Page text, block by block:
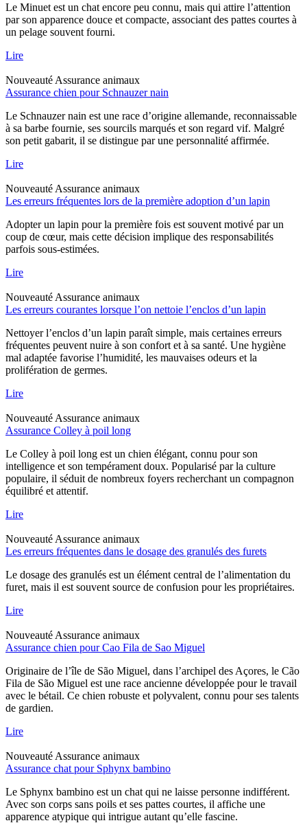
Le Minuet est un chat encore peu connu, mais qui attire l’attention
par son apparence douce et compacte, associant des pattes courtes à
un pelage souvent fourni.
Lire
Nouveauté Assurance animaux
Assurance chien pour Schnauzer nain
Le Schnauzer nain est une race d’origine allemande, reconnaissable
à sa barbe fournie, ses sourcils marqués et son regard vif. Malgré
son petit gabarit, il se distingue par une personnalité affirmée.
Lire
Nouveauté Assurance animaux
Les erreurs fréquentes lors de la première adoption d’un lapin
Adopter un lapin pour la première fois est souvent motivé par un
coup de cœur, mais cette décision implique des responsabilités
parfois sous-estimées.
Lire
Nouveauté Assurance animaux
Les erreurs courantes lorsque l’on nettoie l’enclos d’un lapin
Nettoyer l’enclos d’un lapin paraît simple, mais certaines erreurs
fréquentes peuvent nuire à son confort et à sa santé. Une hygiène
mal adaptée favorise l’humidité, les mauvaises odeurs et la
prolifération de germes.
Lire
Nouveauté Assurance animaux
Assurance Colley à poil long
Le Colley à poil long est un chien élégant, connu pour son
intelligence et son tempérament doux. Popularisé par la culture
populaire, il séduit de nombreux foyers recherchant un compagnon
équilibré et attentif.
Lire
Nouveauté Assurance animaux
Les erreurs fréquentes dans le dosage des granulés des furets
Le dosage des granulés est un élément central de l’alimentation du
furet, mais il est souvent source de confusion pour les propriétaires.
Lire
Nouveauté Assurance animaux
Assurance chien pour Cao Fila de Sao Miguel
Originaire de l’île de São Miguel, dans l’archipel des Açores, le Cão
Fila de São Miguel est une race ancienne développée pour le travail
avec le bétail. Ce chien robuste et polyvalent, connu pour ses talents
de gardien.
Lire
Nouveauté Assurance animaux
Assurance chat pour Sphynx bambino
Le Sphynx bambino est un chat qui ne laisse personne indifférent.
Avec son corps sans poils et ses pattes courtes, il affiche une
apparence atypique qui intrigue autant qu’elle fascine.